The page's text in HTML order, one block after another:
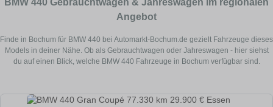
Angebot
Finde in Bochum für BMW 440 bei Automarkt-Bochum.de gezielt Fahrzeuge dieses
Models in deiner Nähe. Ob als Gebrauchtwagen oder Jahreswagen - hier siehst
du auf einen Blick, welche BMW 440 Fahrzeuge in Bochum verfügbar sind.